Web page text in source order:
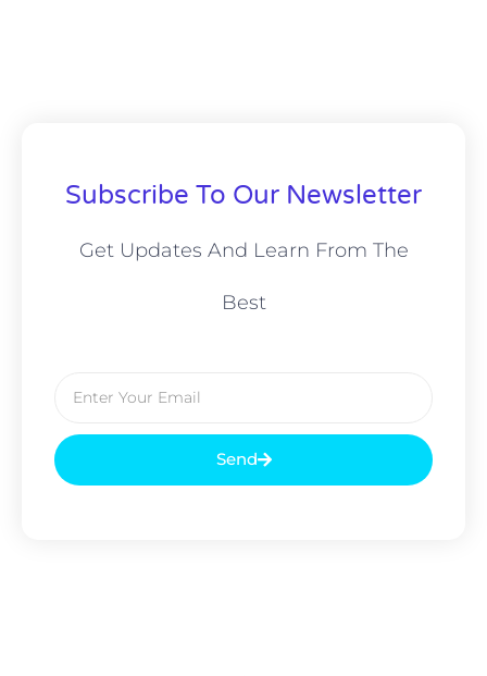
Subscribe To Our Newsletter
Get Updates And Learn From The
Best
Send